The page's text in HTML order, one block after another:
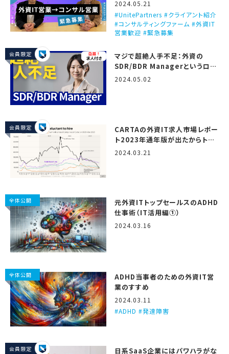
2024.05.21
UnitePartners #クライアント紹介
#コンサルティングファーム #外資IT
営業歓迎 #緊急募集
会員限定
マジで超絶人手不足：外資の
SDR/BDR Managerというロー
ル
2024.05.02
会員限定
CARTAの外資IT求人市場レポー
ト2023年通年版が出たからトミ
オが翻訳しつつ解説するで！
2024.03.21
全体公開
元外資ITトップセールスのADHD
仕事術（IT活用編①）
2024.03.16
全体公開
ADHD当事者のための外資IT営
業のすすめ
2024.03.11
ADHD #発達障害
会員限定
日系SaaS企業にはパワハラがな